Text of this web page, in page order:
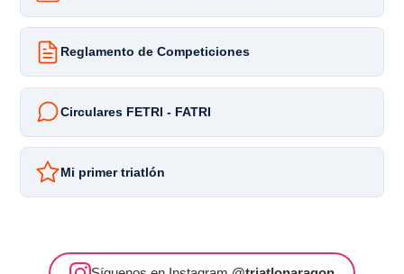
Reglamento de Competiciones
Circulares FETRI - FATRI
Mi primer triatlón